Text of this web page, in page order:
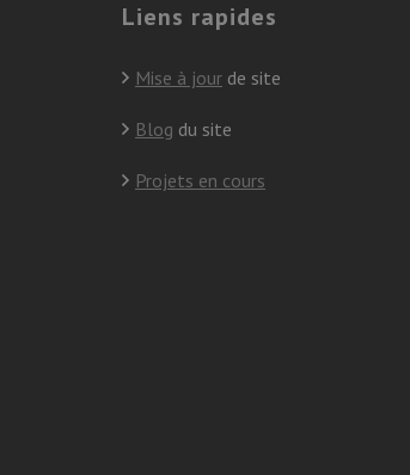
Liens rapides
Mise à jour de site
Blog du site
Projets en cours